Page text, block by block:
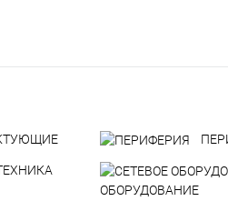
ОБОРУДОВАНИЕ